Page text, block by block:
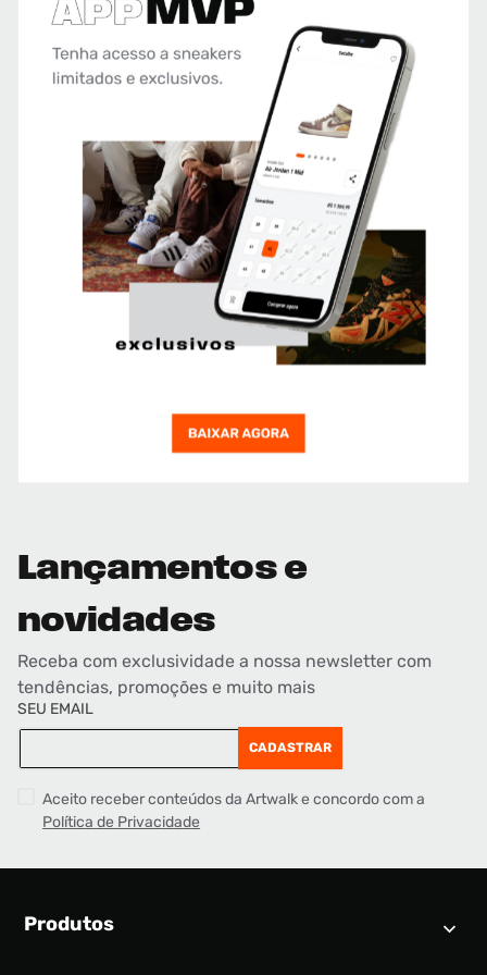
Lançamentos e
novidades
Receba com exclusividade a nossa newsletter com
tendências, promoções e muito mais
SEU EMAIL
CADASTRAR
Aceito receber conteúdos da Artwalk e concordo com a
Política de Privacidade
Produtos